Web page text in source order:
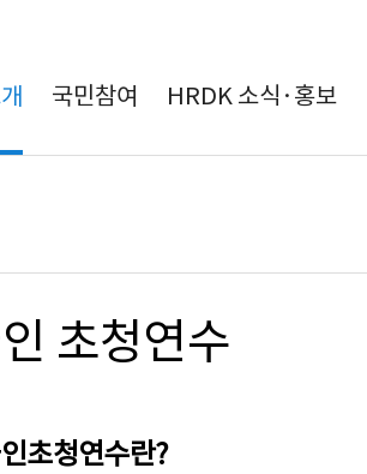
국민참여 HRDK 소식·홍보
초청연수
초청연수란?